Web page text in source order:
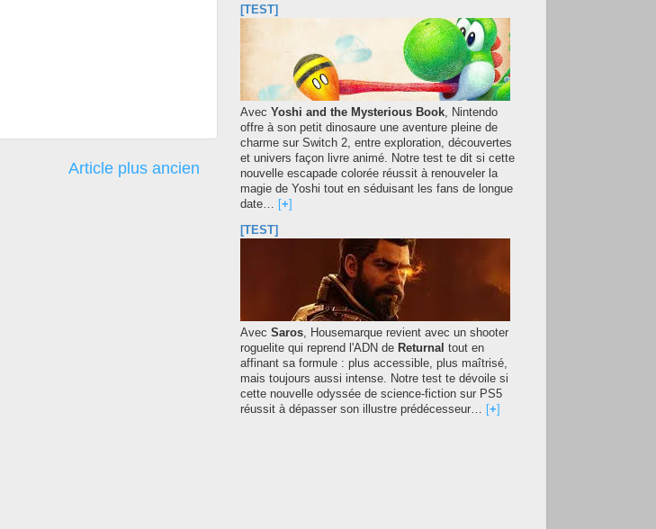
Article plus ancien
[TEST]
Avec Yoshi and the Mysterious Book, Nintendo
offre à son petit dinosaure une aventure pleine de
charme sur Switch 2, entre exploration, découvertes
et univers façon livre animé. Notre test te dit si cette
nouvelle escapade colorée réussit à renouveler la
magie de Yoshi tout en séduisant les fans de longue
date… [+]
[TEST]
Avec Saros, Housemarque revient avec un shooter
roguelite qui reprend l'ADN de Returnal tout en
affinant sa formule : plus accessible, plus maîtrisé,
mais toujours aussi intense. Notre test te dévoile si
cette nouvelle odyssée de science-fiction sur PS5
réussit à dépasser son illustre prédécesseur…
+